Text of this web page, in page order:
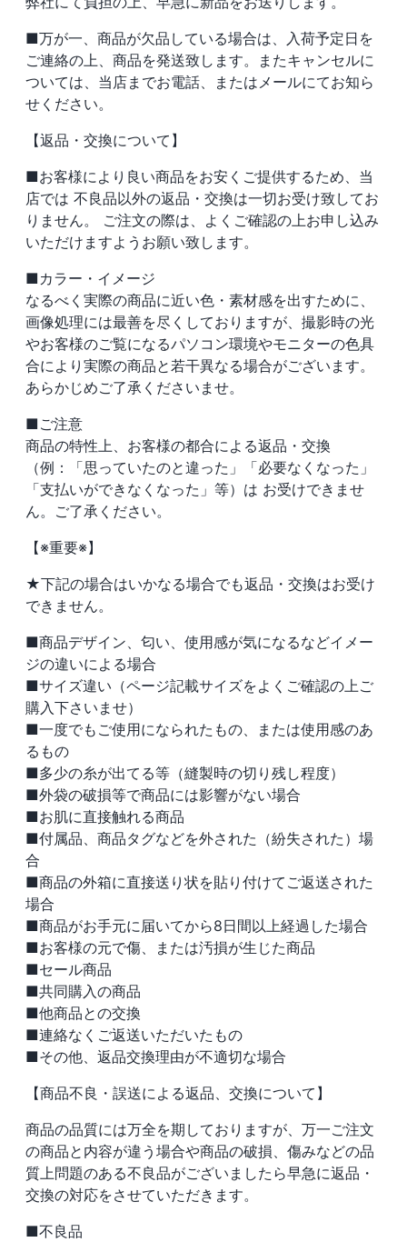
■万が一、商品が欠品している場合は、入荷予定日を
ご連絡の上、商品を発送致します。またキャンセルに
ついては、当店までお電話、またはメールにてお知ら
せください。
【返品・交換について】
■お客様により良い商品をお安くご提供するため、当
店では 不良品以外の返品・交換は一切お受け致してお
りません。
ご注文の際は、よくご確認の上お申し込み
いただけますようお願い致します。
■カラー・イメージ
なるべく実際の商品に近い色・素材感を出すために、
画像処理には最善を尽くしておりますが、撮影時の光
やお客様のご覧になるパソコン環境やモニターの色具
合により実際の商品と若干異なる場合がございます。
あらかじめご了承くださいませ。
■ご注意
商品の特性上、お客様の都合による返品・交換
（例：「思っていたのと違った」「必要なくなった」
「支払いができなくなった」等）は お受けできませ
ん。ご了承ください。
【※重要※】
★下記の場合はいかなる場合でも返品・交換はお受け
できません。
■商品デザイン、匂い、使用感が気になるなどイメー
ジの違いによる場合
■サイズ違い（ページ記載サイズをよくご確認の上ご
購入下さいませ）
■一度でもご使用になられたもの、または使用感のあ
るもの
■多少の糸が出てる等（縫製時の切り残し程度）
■外袋の破損等で商品には影響がない場合
■お肌に直接触れる商品
■付属品、商品タグなどを外された（紛失された）場
合
■商品の外箱に直接送り状を貼り付けてご返送された
場合
■商品がお手元に届いてから8日間以上経過した場合
■お客様の元で傷、または汚損が生じた商品
■セール商品
■共同購入の商品
■他商品との交換
■連絡なくご返送いただいたもの
■その他、返品交換理由が不適切な場合
【商品不良・誤送による返品、交換について】
商品の品質には万全を期しておりますが、万一ご注文
の商品と内容が違う場合や商品の破損、傷みなどの品
質上問題のある不良品がございましたら早急に返品・
交換の対応をさせていただきます。
■不良品